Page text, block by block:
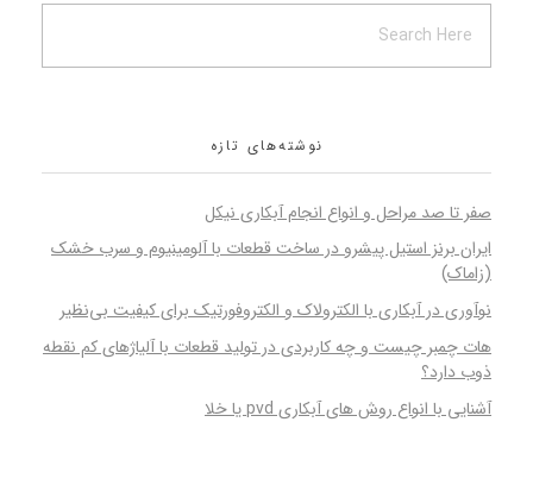
نوشته‌های تازه
صفر تا صد مراحل و انواع انجام آبکاری نیکل
ایران برنز استیل پیشرو در ساخت قطعات با آلومینیوم و سرب خشک
(زاماک)
نوآوری در آبکاری با الکترولاک و الکتروفورتیک برای کیفیت بی‌نظیر
هات چمبر چیست و چه کاربردی در تولید قطعات با آلیاژهای کم نقطه
ذوب دارد؟
آشنایی با انواع روش های آبکاری pvd یا خلا